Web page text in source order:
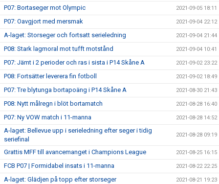
P07: Bortaseger mot Olympic 2021-09-05 18:11
P07: Oavgjort med mersmak 2021-09-04 22:12
A-laget: Storseger och fortsatt serieledning 2021-09-04 21:44
P08: Stark lagmoral mot tufft motstånd 2021-09-04 10:41
P07: Jämt i 2 perioder och ras i sista i P14 Skåne A 2021-09-02 23:22
P08: Fortsätter leverera fin fotboll 2021-09-02 18:49
P07: Tre blytunga bortapoäng i P14 Skåne A 2021-08-30 21:43
P08: Nytt målregn i blöt bortamatch 2021-08-28 16:40
P07: Ny VOW match i 11-manna 2021-08-28 14:52
A-laget: Bellevue upp i serieledning efter seger i tidig
seriefinal
2021-08-28 09:19
Grattis MFF till avancemanget i Champions League 2021-08-25 16:15
FCB P07 | Formidabel insats i 11-manna 2021-08-22 22:25
A-laget: Glädjen på topp efter storseger 2021-08-21 19:23